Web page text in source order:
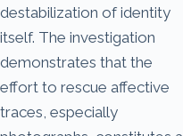
destabilization of identity
itself. The investigation
demonstrates that the
effort to rescue affective
traces, especially